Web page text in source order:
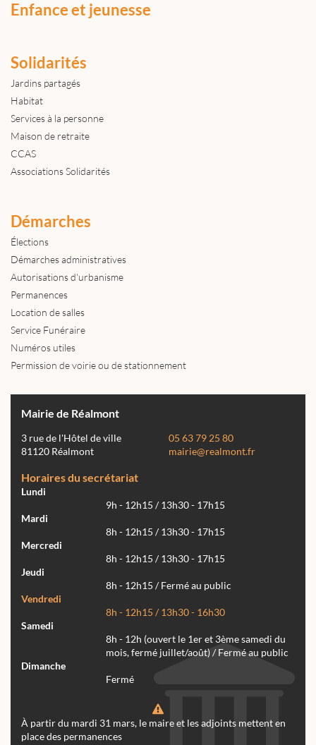
Enfance et jeunesse
Solidarités
Jardins partagés
Habitat
Services à la personne
Maison de retraite
CCAS
Associations Solidarités
Démarches
Élections
Démarches administratives
Autorisations d'urbanisme
Permanences
Location de salles
Service Funéraire
Numéros utiles
Permission de voirie ou de stationnement
Mairie de Réalmont
3 rue de l'Hôtel de ville
81120 Réalmont
05 63 79 25 80
mairie@realmont.fr
Horaires du secrétariat
Lundi
9h - 12h15 / 13h30 - 17h15
Mardi
8h - 12h15 / 13h30 - 17h15
Mercredi
8h - 12h15 / 13h30 - 17h15
Jeudi
8h - 12h15 / Fermé au public
Vendredi
8h - 12h15 / 13h30 - 16h30
Samedi
8h - 12h (ouvert le 1er et 3ème samedi du
mois, fermé juillet/août) / Fermé au public
Dimanche
Fermé
À partir du mardi 31 mars, le maire et les adjoints mettent en
place des permanences